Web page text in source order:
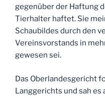
gegenüber der Haftung
Tierhalter haftet. Sie
Schaubildes durch den
Vereinsvorstands in
gewesen sei.
Das Oberlandesgericht
Langgerichts und sah es